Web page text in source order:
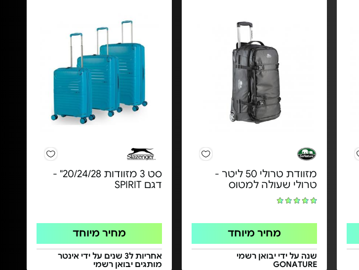
מזוודת טרולי 50 ליטר -
טרולי שעולה למטוס
מחיר מיוחד
שנה על ידי יבואן רשמי
GONATURE
סט 3 מזוודות 20/24/28" -
דגם SPIRIT
מחיר מיוחד
אחריות ל3 שנים על ידי אינטר
מותגים יבואן רשמי